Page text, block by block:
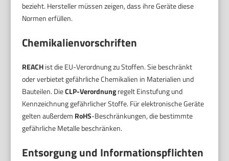
bezieht. Hersteller müssen zeigen, dass ihre Geräte diese
Normen erfüllen.
Chemikalienvorschriften
REACHist die EU-Verordnung zu Stoffen. Sie beschränkt
oder verbietet gefährliche Chemikalien in Materialien und
Bauteilen. DieCLP-Verordnungregelt Einstufung und
Kennzeichnung gefährlicher Stoffe. Für elektronische Geräte
gelten außerdem RoHS-Beschränkungen, die bestimmte
gefährliche Metalle beschränken.
Entsorgung und Informationspflichten